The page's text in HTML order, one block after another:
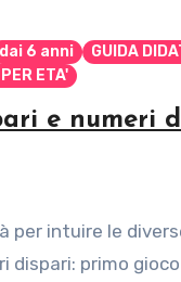
dai 6 anni GUIDA
ETA'
e numeri
intuire le
dispari: primo